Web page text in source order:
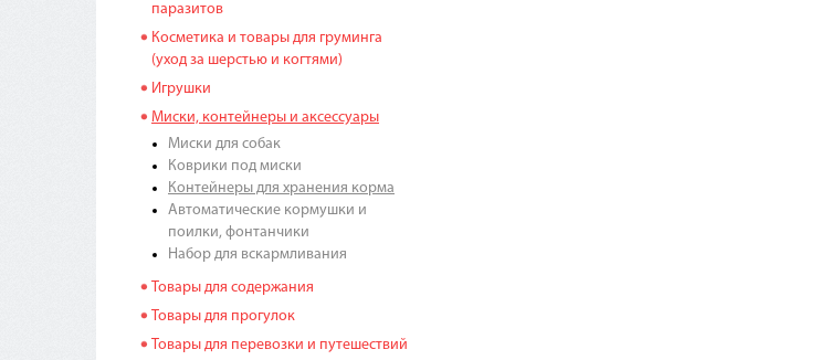
паразитов
Косметика и товары для груминга
(уход за шерстью и когтями)
Игрушки
Миски, контейнеры и аксессуары
Миски для собак
Коврики под миски
Контейнеры для хранения корма
Автоматические кормушки и
поилки, фонтанчики
Набор для вскармливания
Товары для содержания
Товары для прогулок
Товары для перевозки и путешествий